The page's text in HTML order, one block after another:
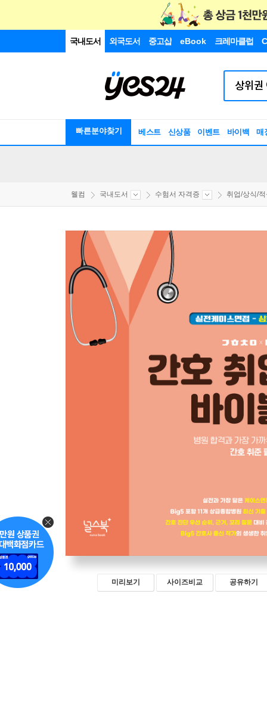
국내도서 외국도서 중고샵 eBook 크레마클럽
빠른분야찾기 베스트 신상품 이벤트 바이백 매
웰컴 국내도서 수험서 자격증 취업/상식/적
미리보기 사이즈비교 공유하기